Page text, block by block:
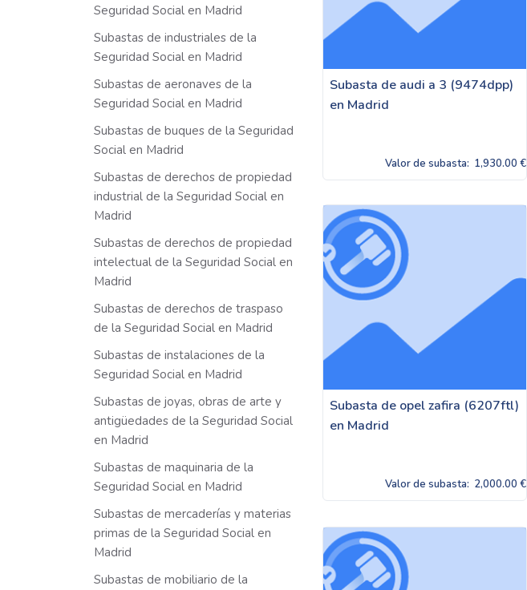
Seguridad Social en Madrid
Subastas de industriales de la
Seguridad Social en Madrid
Subastas de aeronaves de la
Seguridad Social en Madrid
Subastas de buques de la Seguridad
Social en Madrid
Subastas de derechos de propiedad
industrial de la Seguridad Social en
Madrid
Subastas de derechos de propiedad
intelectual de la Seguridad Social en
Madrid
Subastas de derechos de traspaso
de la Seguridad Social en Madrid
Subastas de instalaciones de la
Seguridad Social en Madrid
Subastas de joyas, obras de arte y
antigüedades de la Seguridad Social
en Madrid
Subastas de maquinaria de la
Seguridad Social en Madrid
Subastas de mercaderías y materias
primas de la Seguridad Social en
Madrid
Subastas de mobiliario de la
Subasta de audi a 3 (9474dpp)
en Madrid
Valor de subasta: 1,930.00 €
Subasta de opel zafira (6207ftl)
en Madrid
Valor de subasta: 2,000.00 €